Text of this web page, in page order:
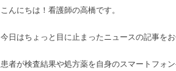
こんにちは！看護師の高橋です。
今日はちょっと目に止まったニュースの記事をお
患者が検査結果や処方薬を自身のスマートフォ